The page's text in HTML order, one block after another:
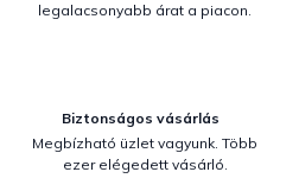
legalacsonyabb árat a piacon.
Biztonságos vásárlás
Megbízható üzlet vagyunk. Több
ezer elégedett vásárló.